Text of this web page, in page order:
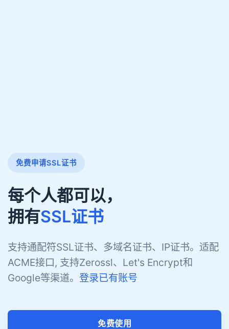
免费申请SSL证书
每个人都可以，
拥有SSL证书
支持通配符SSL证书、多域名证书、IP证书。适配
ACME接口, 支持Zerossl、Let's Encrypt和
Google等渠道。 登录已有账号
免费使用